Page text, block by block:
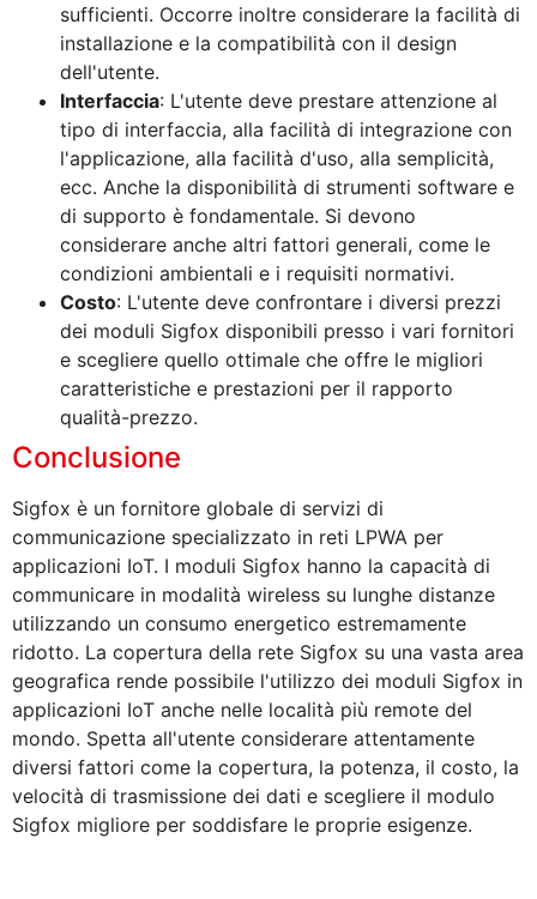
sufficienti. Occorre inoltre considerare la facilità di
installazione e la compatibilità con il design
dell'utente.
Interfaccia: L'utente deve prestare attenzione al
tipo di interfaccia, alla facilità di integrazione con
l'applicazione, alla facilità d'uso, alla semplicità,
ecc. Anche la disponibilità di strumenti software e
di supporto è fondamentale. Si devono
considerare anche altri fattori generali, come le
condizioni ambientali e i requisiti normativi.
Costo: L'utente deve confrontare i diversi prezzi
dei moduli Sigfox disponibili presso i vari fornitori
e scegliere quello ottimale che offre le migliori
caratteristiche e prestazioni per il rapporto
qualità-prezzo.
Conclusione
Sigfox è un fornitore globale di servizi di
communicazione specializzato in reti LPWA per
applicazioni IoT. I moduli Sigfox hanno la capacità di
communicare in modalità wireless su lunghe distanze
utilizzando un consumo energetico estremamente
ridotto. La copertura della rete Sigfox su una vasta area
geografica rende possibile l'utilizzo dei moduli Sigfox in
applicazioni IoT anche nelle località più remote del
mondo. Spetta all'utente considerare attentamente
diversi fattori come la copertura, la potenza, il costo, la
velocità di trasmissione dei dati e scegliere il modulo
Sigfox migliore per soddisfare le proprie esigenze.